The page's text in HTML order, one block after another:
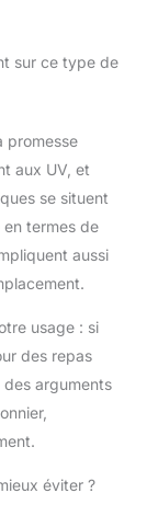
sur ce type de
promesse
aux UV, et
se situent
en termes de
aussi
usage : si
des repas
des arguments
éviter ?